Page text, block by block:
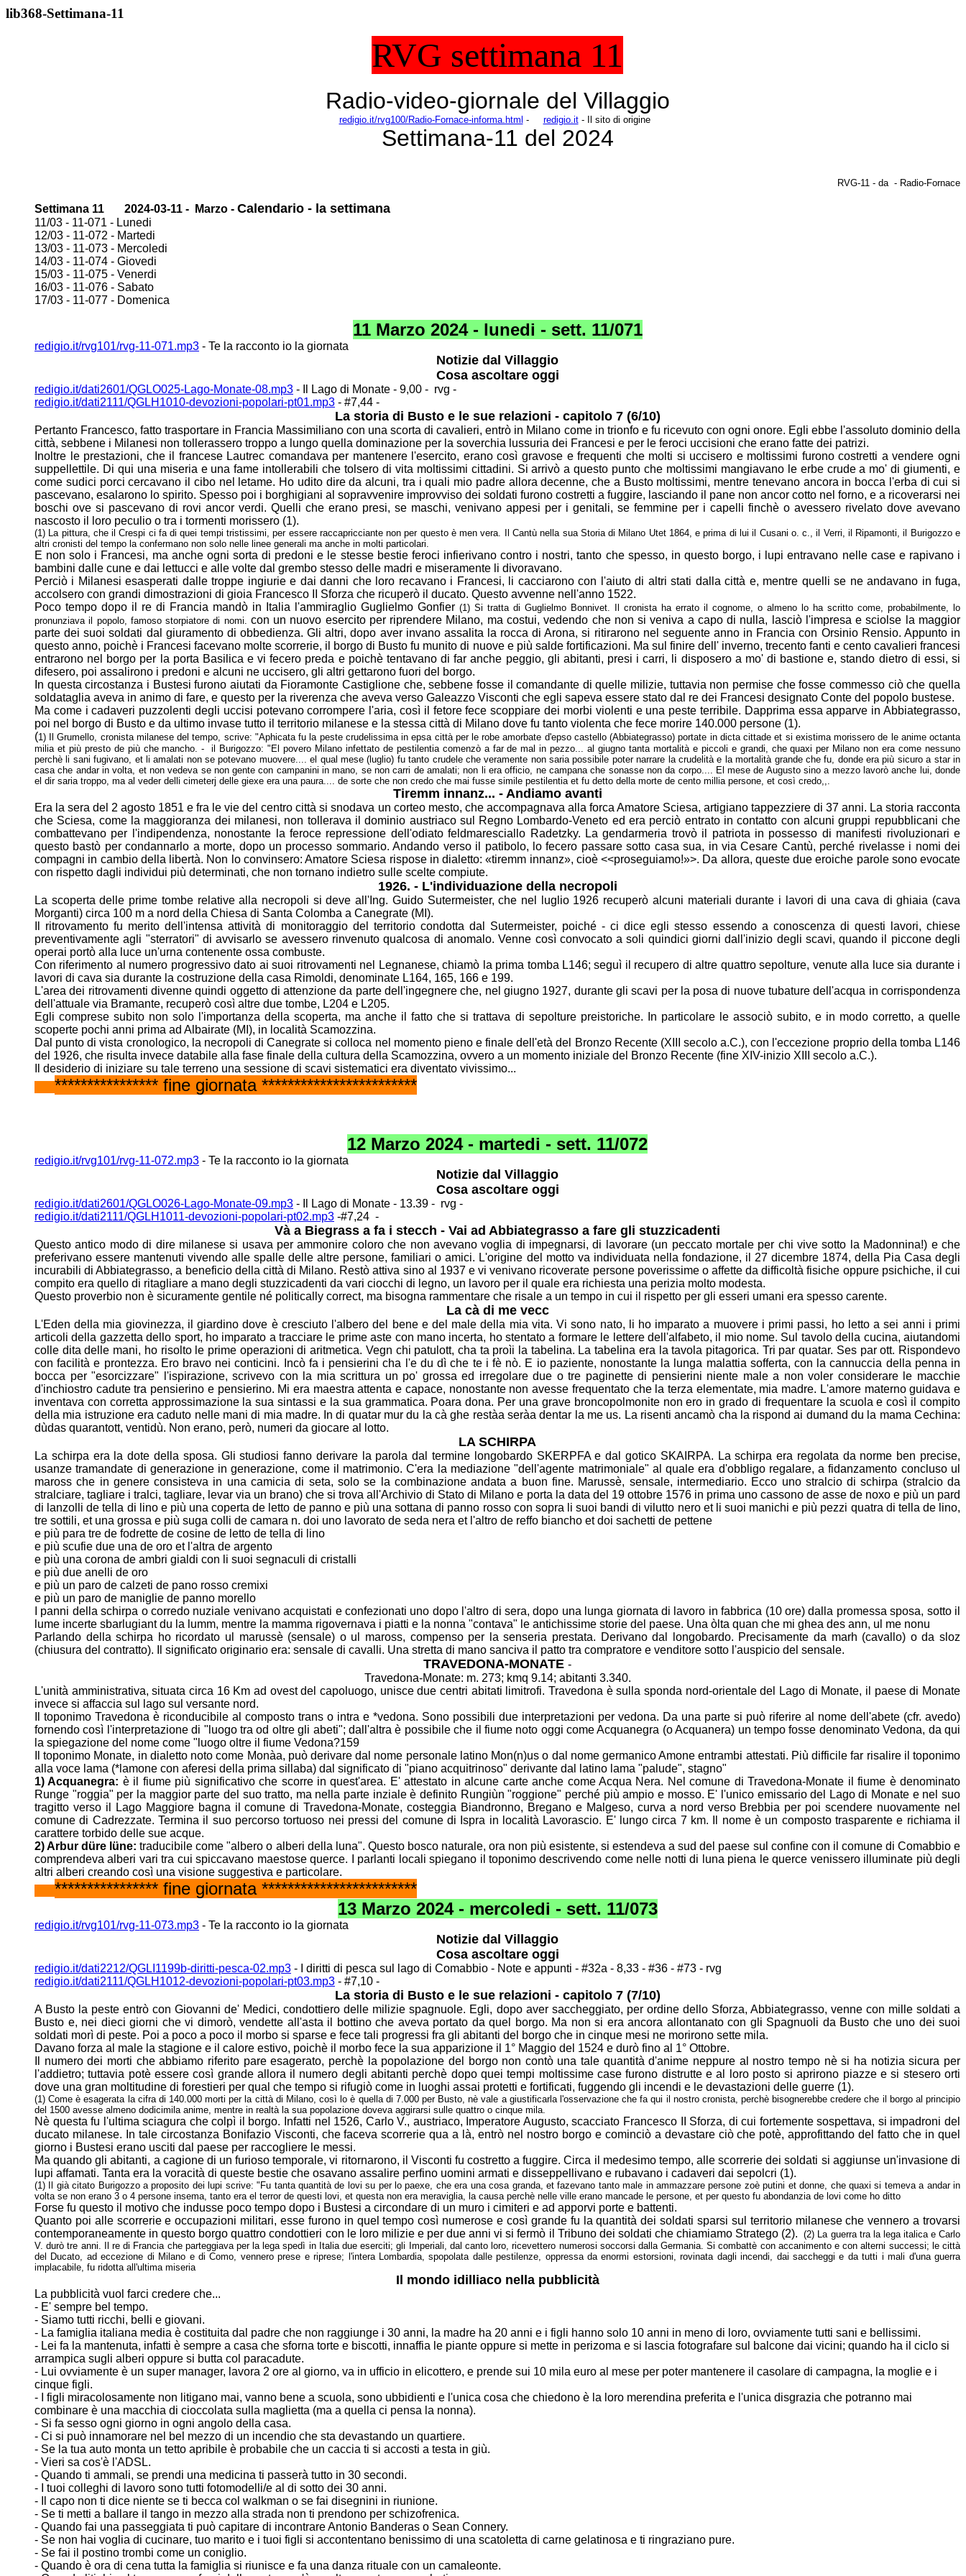
lib368-Settimana-11
RVG settimana 11
Radio-video-giornale del Villaggio
redigio.it/rvg100/Radio-Fornace-informa.html - redigio.it- Il sito di origine
Settimana-11 del 2024
RVG-11 - da - Radio-Fornace
Settimana 11 2024-03-11 - Marzo - Calendario - la settimana
11/03 - 11-071 - Lunedi
12/03 - 11-072 - Martedi
13/03 - 11-073 - Mercoledi
14/03 - 11-074 - Giovedi
15/03 - 11-075 - Venerdi
16/03 - 11-076 - Sabato
17/03 - 11-077 - Domenica
11 Marzo 2024 - lunedi - sett. 11/071
redigio.it/rvg101/rvg-11-071.mp3 - Te la racconto io la giornata
Notizie dal Villaggio
Cosa ascoltare oggi
redigio.it/dati2601/QGLO025-Lago-Monate-08.mp3 - Il Lago di Monate - 9,00 - rvg -
redigio.it/dati2111/QGLH1010-devozioni-popolari-pt01.mp3 - #7,44 -
La storia di Busto e le sue relazioni - capitolo 7 (6/10)
Pertanto Francesco, fatto trasportare in Francia Massimiliano con una scorta di cavalieri, entrò in Milano come in trionfo e fu ricevuto con ogni onore. Egli ebbe l'assoluto dominio della
città, sebbene i Milanesi non tollerassero troppo a lungo quella dominazione per la soverchia lussuria dei Francesi e per le feroci uccisioni che erano fatte dei patrizi.
Inoltre le prestazioni, che il francese Lautrec comandava per mantenere l'esercito, erano così gravose efrequenti che molti si uccisero e moltissimi furono costretti a vendere ogni
suppellettile. Di qui una miseria e una fame intollerabili che tolsero di vita moltissimi cittadini. Si arrivò a questo punto che moltissimi mangiavano le erbe crude a mo' di giumenti, e
come sudici porci cercavano il cibo nel
letame. Ho udito dire da alcuni, tra i quali mio padre allora decenne, che a Busto moltissimi, mentre tenevano ancora in bocca l'erba di cui si
pascevano, esalarono lo spirito. Spesso poi i borghigiani al sopravvenire improvviso dei soldati furono costretti a fuggire, lasciando il pane non ancor cotto nel forno, e a ricoverarsi nei
boschi ove si pascevano di rovi ancor verdi. Quelli che erano presi, se maschi, venivano appesi per i genitali, se femmine per i capelli finchè o avessero rivelato dove avevano
nascosto il loro peculio o tra i tormenti morissero (1).
(1) La pittura, che il Crespi ci fa di quei tempi tristissimi, per essere raccapricciante non per questo è men vera. Il Cantù nella sua Storia di Milano Utet 1864, e prima di lui il Cusani o. c., il Verri, il Ripamonti, il Burigozzo e
altri cronisti del tempo la confermano non solo nelle linee generali ma anche in molti particolari.
E non solo i Francesi, ma anche ogni sorta di predoni e le stesse bestie feroci infierivano contro i nostri,tanto che spesso, in questo borgo, i lupi entravano nelle case e rapivano i
bambini dalle cune e dai lettucci e alle volte dal grembo stesso delle madri e miseramente li divoravano.
Perciò i Milanesi esasperati dalle troppe ingiurie e dai danni che loro recavano i Francesi, li cacciaronocon l'aiuto di altri stati dalla città e, mentre quelli se ne andavano in fuga,
accolsero con grandi dimostrazioni di gioia Francesco II Sforza che ricuperò il ducato. Questo avvenne nell'anno 1522.
Poco tempo dopo il re di Francia mandò in Italia l'ammiraglio Guglielmo Gonfier (1) Si tratta di Guglielmo Bonnivet. Il cronista ha errato il cognome, o almeno lo ha scritto come, probabilmente, lo
pronunziava il popolo, famosostorpiatore di nomi. con un nuovo esercito per riprendere Milano, ma costui, vedendo che non si veniva a capo di nulla, lasciò l'impresa e sciolse la maggior
parte dei suoi soldati dal giuramento di obbedienza. Gli altri, dopo aver invano assalita la rocca di Arona, si ritirarono nel seguente anno in Francia con Orsinio Rensio. Appunto in
questo anno, poichè i Francesi facevano molte scorrerie, il borgo di Busto fu munito di nuove e più salde fortificazioni. Ma sul finire dell' inverno, trecento fanti e cento cavalieri francesi
entrarono nel borgo per la porta Basilica e vi fecero preda e poichè tentavano di far anche peggio, gli abitanti, presi i carri, li disposero a mo' di bastione e, stando dietro di essi, si
difesero, poi assalirono i predoni e alcuni ne uccisero, gli altri gettarono fuori del borgo.
In questa circostanza i Bustesi furono aiutati da Fioramonte Castiglione che, sebbene fosse il comandante di quelle milizie, tuttavia non permise che fosse commesso ciò che quella
soldataglia aveva in animo di fare, e questo per la riverenza che aveva verso Galeazzo Visconti che egli sapeva essere stato dal re dei Francesi designato Conte del popolo bustese.
Ma come i cadaveri puzzolenti degli uccisi potevano corrompere l'aria, così il fetore fece scoppiare dei morbi violenti e una peste terribile. Dapprima essa apparve in Abbiategrasso,
poi nel borgo di Busto e da ultimo invase tutto il territorio milanese e la stessa città di Milano dove fu tanto violenta che fece morire 140.000 persone (1).
(1) Il Grumello, cronista milanese del tempo, scrive: "Aphicata fu la peste crudelissima in epsa città per lerobe amorbate d'epso castello (Abbiategrasso) portate in dicta cittade et si existima morissero de le animeoctanta
milia et più presto de più che mancho. - il Burigozzo: "El povero Milano infettato de pestilentia comenzò a far de mal in pezzo... al giugno tanta mortalità e piccoli e grandi, che quaxi per Milano non eracome nessuno
perchè li sani fugivano, et li amalati non se potevano muovere.... el qual mese (luglio) fu tanto crudele che veramente non saria possibile poter narrare la crudelità e la mortalità grande che fu, donde era più sicuro a star in
casa che andar in volta, et non vedeva se non gente con campanini in mano, se non carri deamalati; non li era officio, ne campana che sonasse non da corpo.... El mese de Augusto sino a mezzo lavoròanche lui, donde
el dir saria troppo, ma al veder delli cimeterj delle giexe era una paura.... de sorte che non credo che mai fusse simile pestilentia et fu detto della morte de cento millia persone, et così credo,,.
Tiremm innanz... - Andiamo avanti
Era la sera del 2 agosto 1851 e fra le vie del centro città si snodava un corteo mesto, che accompagnava alla forca Amatore Sciesa, artigiano tappezziere di 37 anni. La storia racconta
che Sciesa, come la maggioranza dei milanesi, non tollerava il dominio austriaco sul Regno Lombardo-Veneto ed era perciò entrato in contatto con alcuni gruppi repubblicani che
combattevano per l'indipendenza, nonostante la feroce repressione dell'odiato feldmaresciallo Radetzky. La gendarmeria trovò il patriota in possesso di manifesti rivoluzionari e
questo bastò per condannarlo a morte, dopo un processo sommario. Andando verso il patibolo, lo fecero passare sotto casa sua, in via Cesare Cantù, perché rivelasse i nomi dei
compagni in cambio della libertà. Non lo convinsero: Amatore Sciesa rispose in dialetto: «tiremm innanz», cioè <<proseguiamo!»>. Da allora, queste due eroiche parole sono evocate
con rispetto dagli individui più determinati, che non tornano indietro sulle scelte compiute.
1926. - L'individuazione della necropoli
La scoperta delle prime tombe relative alla necropoli si deve all'Ing. Guido Sutermeister, che nel luglio 1926 recuperò alcuni materiali durante i lavori di una cava di ghiaia (cava
Morganti) circa 100 m a nord della Chiesa di Santa Colomba a Canegrate (MI).
Il ritrovamento fu merito dell'intensa attività di monitoraggio del territorio condotta dal Sutermeister, poiché -ci dice egli stesso essendo a conoscenza di questi lavori, chiese
preventivamente agli "sterratori" diavvisarlo se avessero rinvenuto qualcosa di anomalo. Venne così convocato a soli quindici giornidall'inizio degli scavi, quando il piccone degli
operai portò alla luce un'urna contenente ossa combuste.
Con riferimento al numero progressivo dato ai suoi ritrovamenti nel Legnanese, chiamò la prima tomba L146; seguì il recupero di altre quattro sepolture, venute alla luce sia durante i
lavori di cava sia durante la costruzione della casa Rimoldi, denominate L164, 165, 166 e 199.
L'area dei ritrovamenti divenne quindi oggetto di attenzione da parte dell'ingegnere che, nel giugno 1927, durante gli scavi per la posa di nuove tubature dell'acqua in corrispondenza
dell'attuale via Bramante, recuperò così altre due tombe, L204 e L205.
Egli comprese subito non solo l'importanza della scoperta, ma anche il fatto che si trattava di sepolture preistoriche. In particolare le associò subito, e in modo corretto, a quelle
scoperte pochi anni prima ad Albairate (MI), in località Scamozzina.
Dal punto di vista cronologico, la necropoli di Canegrate si colloca nel momento pieno e finale dell'età del
Bronzo Recente (XIII secolo a.C.), con l'eccezione proprio della tomba L146
del 1926, che risulta invece databile alla fase finale della cultura della Scamozzina, ovvero a un momento iniziale del Bronzo Recente (fine XIV-inizio XIII secolo a.C.).
Il desiderio di iniziare su tale terreno una sessione di scavi sistematici era diventato vivissimo...
**************** fine giornata ************************
12 Marzo 2024 - martedi - sett. 11/072
redigio.it/rvg101/rvg-11-072.mp3 - Te la racconto io la giornata
Notizie dal Villaggio
Cosa ascoltare oggi
redigio.it/dati2601/QGLO026-Lago-Monate-09.mp3 - Il Lago di Monate - 13.39 - rvg -
redigio.it/dati2111/QGLH1011-devozioni-popolari-pt02.mp3 -#7,24 -
Và a Biegrass a fa i stecch - Vai ad Abbiategrasso a fare gli stuzzicadenti
Questo antico modo di dire milanese si usava per ammonire coloro che non avevano voglia di impegnarsi,di lavorare (un peccato mortale per chi vive sotto la Madonnina!) e che
preferivano essere mantenuti vivendo alle spalle delle altre persone, familiari o amici. L'origine del motto va individuata nella fondazione, il 27 dicembre 1874, della Pia Casa degli
incurabili di Abbiategrasso,a beneficio della città di Milano. Restò attiva sino al 1937 e vi venivano ricoverate persone poverissime o affette da difficoltà fisiche oppure psichiche, il cui
compito era quello di ritagliare a mano degli stuzzicadenti da vari ciocchi di legno, un lavoro per il quale era richiesta una perizia molto modesta.
Questo proverbio non è sicuramente gentile né politically correct, ma bisogna rammentare che risale a un tempo in cui il rispetto per gli esseri umani era spesso carente.
La cà di me vecc
L'Eden della mia giovinezza, il giardino dove è cresciuto l'albero del bene e del male della mia vita. Visono nato, li ho imparato a muovere i primi passi, ho letto a sei anni i primi
articoli della gazzettadello sport, ho imparato a tracciare le prime aste con mano incerta, ho stentato a formare le lettere dell'alfabeto, il mio nome. Sul tavolo della cucina, aiutandomi
colle dita delle mani, ho risolto le prime operazioni di aritmetica. Vegn chi patulott, cha ta proìi la tabelina. La tabelina era la tavola pitagorica. Tri par quatar. Ses par ott. Rispondevo
con facilità e prontezza. Ero bravo nei conticini.
Incò fa i pensierini cha l'e du dì che te i fè nò. E io paziente, nonostante la lunga malattia sofferta, con la cannuccia della penna in
bocca per "esorcizzare" l'ispirazione, scrivevo con la mia scrittura un po' grossa ed irregolare due o tre paginette di pensierini niente male a non voler considerare le macchie
d'inchiostro cadute tra pensierino e pensierino. Mi era maestra attenta e capace, nonostante non avesse frequentato che la terza elementate, mia madre. L'amore materno guidava e
inventava con corretta approssimazione la sua sintassi e la sua grammatica. Poara dona. Per una grave broncopolmonite non ero in grado di frequentare la scuola e così il compito
della mia istruzione era caduto nelle mani di mia madre. In di quatar mur du la cà ghe restàa seràa dentar la me us. La risenti ancamò cha la rispond ai dumand du la mama Cechina:
dùdas quarantott, ventidù. Non erano, però, numeri da giocare al lotto.
LA SCHIRPA
La schirpa era la dote della sposa. Gli studiosi fanno derivare la parola dal termine longobardo SKERPFAe dal gotico SKAIRPA. La schirpa era regolata da norme ben precise,
usanze tramandate di generazione in generazione, come il matrimonio. C'era la mediazione "dell'agente matrimoniale" alquale era d'obbligo regalare, a fidanzamento concluso ul
maross che in genere consisteva in unacamicia di seta, solo se la combinazione andata a buon fine. Marussè, sensale, intermediario. Ecco uno stralcio di schirpa (stralcio da
stralciare, tagliare i tralci, tagliare, levar via un brano) che si trovaall'Archivio di Stato di Milano e porta la data del 19 ottobre 1576 in prima uno cassono de asse de noxo e più un pard
di lanzolli de tella di lino e più una coperta de letto de panno e più una sottana di panno rosso con sopra li suoi bandi di vilutto nero et li suoi manichi e più pezzi quatra di tella de lino,
tre sottili, et una grossa e più suga colli de camara n. doi uno lavorato de seda nera et l'altro de reffo biancho et doi sachetti de pettene
e più para tre de fodrette de cosine de letto de tella di lino
e più scufie due una de oro et l'altra de argento
e più una corona de ambri gialdi con li suoi segnaculi di cristalli
e più due anelli de oro
e più un paro de calzeti de pano rosso cremixi
e più un paro de maniglie de panno morello
I panni della schirpa o corredo nuziale venivano acquistati e confezionati uno dopo l'altro di sera, dopo una lunga giornata di lavoro in fabbrica (10 ore) dalla promessa sposa, sotto il
lume incerte sbarlugiant du la lumm, mentre la mamma rigovernava i piatti e la nonna "contava" le antichissime storie del paese. Una òlta quan che mi ghea des ann, ul me nonu
Parlando della schirpa ho ricordato ul marussè (sensale) o ul maross, compenso per la senseria prestata. Derivano dal longobardo. Precisamente da marh (cavallo) o da sloz
(chiusura del contratto). Il significato originario era: sensale di cavalli. Una stretta di mano sanciva il patto tra compratore e venditore sotto l'auspicio del sensale.
TRAVEDONA-MONATE -
Travedona-Monate: m. 273; kmq 9.14; abitanti 3.340.
L'unità amministrativa, situata circa 16 Km ad ovest del capoluogo, unisce due centri abitati limitrofi. Travedona è sulla sponda nord-orientale del Lago di Monate, il paese di Monate
invece si affaccia sul lago sul versante nord.
Il toponimo Travedona è riconducibile al composto trans o intra e *vedona. Sono possibili due interpretazioni per vedona. Da una parte si può riferire al nome dell'abete (cfr. avedo)
fornendo così l'interpretazione di "luogo tra od oltre gli abeti"; dall'altra è possibile che il fiume noto oggi comeAcquanegra (o Acquanera) un tempo fosse denominato Vedona, da qui
la spiegazione del nome come "luogo oltre il fiume Vedona?159
Il toponimo Monate, in dialetto noto come Monàa, può derivare dal nome personale latino Mon(n)us o dal nome germanico Amone entrambi attestati. Più difficile far risalire il toponimo
alla voce lama (*lamone con aferesi della prima sillaba) dal significato di "piano acquitrinoso" derivante dal latino lama "palude", stagno"
1) Acquanegra: è il fiume più significativo che scorre in quest'area. E' attestato in alcune carte anche come Acqua Nera. Nel comune di Travedona-Monate il fiume è denominato
Runge "roggia" per la maggior parte del suo tratto, ma nella parte inziale è definito Rungiùn "roggione" perché più ampio e mosso. E' l'unico emissario del Lago di Monate e nel suo
tragitto verso il Lago Maggiore bagna ilcomune di Travedona-Monate, costeggia Biandronno, Bregano e Malgeso, curva a nord verso Brebbia per poi scendere nuovamente nel
comune di Cadrezzate. Termina il suo percorso tortuoso nei pressi del comune di Ispra in località Lavorascio. E' lungo circa 7 km. Il nome è un compostotrasparente e richiama il
carattere torbido delle sue acque.
2) Arbur düre lüne: traducibile come "albero o alberi della luna". Questo bosco naturale, ora non piùesistente, si estendeva a sud del paese sul confine con il comune di Comabbio e
comprendevaalberi vari tra cui spiccavano maestose querce. I parlanti locali spiegano il toponimo descrivendo come nelle notti di luna piena le querce venissero illuminate più degli
altri alberi creando così una visione suggestiva e particolare.
**************** fine giornata ************************
13 Marzo 2024 - mercoledi - sett. 11/073
redigio.it/rvg101/rvg-11-073.mp3 - Te la racconto io la giornata
Notizie dal Villaggio
Cosa ascoltare oggi
redigio.it/dati2212/QGLI1199b-diritti-pesca-02.mp3 - I diritti di pesca sul lago di Comabbio - Note e appunti - #32a - 8,33 - #36 - #73 - rvg
redigio.it/dati2111/QGLH1012-devozioni-popolari-pt03.mp3 - #7,10 -
La storia di Busto e le sue relazioni - capitolo 7 (7/10)
A Busto la peste entrò con Giovanni de' Medici, condottiero delle milizie spagnuole. Egli, dopo aver saccheggiato, per ordine dello Sforza, Abbiategrasso, venne con mille soldati a
Busto e, nei dieci giorni che vi dimorò, vendette all'asta il bottino che aveva portato da quel borgo. Ma non si era ancora allontanato con gli Spagnuoli da Busto che uno dei suoi
soldati morì di peste. Poi a poco a poco il morbo si sparse e fece tali progressi fra gli abitanti del borgo che in cinque mesi ne morirono sette mila.
Davano forza al male la stagione e il calore estivo, poichè il morbo fece la sua apparizione il 1° Maggio del 1524 e durò fino al 1° Ottobre.
Il numero dei morti che abbiamo riferito pare esagerato, perchè la popolazione del borgo non contò unatale quantità d'anime neppure al nostro tempo nè si ha notizia sicura per
l'addietro; tuttavia potè essere così grande allora il numero degli abitanti perchè dopo quei tempi moltissime case furono distrutte e al loro posto si aprirono piazze e si stesero orti
dove una gran moltitudine di forestieri per qual che tempo si rifugiò come in luoghi assai protetti e fortificati, fuggendo gli incendi e le devastazioni delle guerre (1).
(1) Come è esagerata la cifra di 140.000 morti per la città di Milano, così lo è quella di 7.000 per Busto, nè vale a giustificarla l'osservazione che fa qui il nostro cronista, perchè bisognerebbe credere che il borgo al principio
del 1500 avesse almeno dodicimila anime, mentre in realtà la sua popolazione doveva aggirarsi sulle quattro o cinque mila.
Nè questa fu l'ultima sciagura che colpì il borgo. Infatti nel 1526, Carlo V., austriaco, Imperatore Augusto,scacciato Francesco II Sforza, di cui fortemente sospettava, si impadroni del
ducato milanese. In tale circostanza Bonifazio Visconti, che faceva scorrerie qua a là, entrò nel nostro borgo e cominciò a devastare ciò che potè, approfittando del fatto che in quel
giorno i Bustesi erano usciti dal paese per raccogliere le messi.
Ma quando gli abitanti, a cagione di un furioso temporale, vi ritornarono, il Visconti fu costretto a fuggire.Circa il medesimo tempo, alle scorrerie dei soldati si aggiunse un'invasione di
lupi affamati. Tanta era la voracità di queste bestie che osavano assalire perfino uomini armati e disseppellivano e rubavano i cadaveri dai sepolcri (1).
(1) Il già citato Burigozzo a proposito dei lupi scrive: "Fu tanta quantità de lovi su per lo paexe, che era unacosa granda, et fazevano tanto male in ammazzare persone zoè putini et donne, che quaxi si temeva a andarin
volta se non erano 3 o 4 persone insema, tanto era el terror de questi lovi, et questa non era meraviglia, la causa perchè nelle ville erano mancade le persone, et per questo fu abondanzia de lovi come ho ditto
Forse fu questo il motivo che indusse poco tempo dopo i Bustesi a circondare di un muro i cimiteri e ad apporvi porte e battenti.
Quanto poi alle scorrerie e occupazioni militari, esse furono in quel tempo così numerose e così grande fu la quantità dei soldati sparsi sul territorio milanese che vennero a trovarsi
contemporaneamente inquesto borgo quattro condottieri con le loro milizie e per due anni vi si fermò il Tribuno dei soldati che chiamiamo Stratego (2).(2) La guerra tra la lega italica e Carlo
V. durò tre anni. Il re di Francia che parteggiava per la lega spedì in Italia due eserciti; gli Imperiali, dal canto loro, ricevettero numerosi soccorsi dallaGermania. Si combattè con accanimento e con alterni successi; le città
del Ducato, ad eccezione di Milano e di Como, vennero prese e riprese; l'intera Lombardia, spopolata dalle pestilenze, oppressa da enormi estorsioni, rovinata dagliincendi, dai saccheggi e da tutti i mali d'una guerra
implacabile, fu ridotta all'ultima miseria
Il mondo idilliaco nella pubblicità
La pubblicità vuol farci credere che...
- E' sempre bel tempo.
- Siamo tutti ricchi, belli e giovani.
- La famiglia italiana media è costituita dal padre che non raggiunge i 30 anni, la madre ha 20 anni e i figli hanno solo 10 anni in meno di loro, ovviamente tutti sani e bellissimi.
- Lei fa la mantenuta, infatti è sempre a casa che sforna torte e biscotti, innaffia le piante oppure si mette in perizoma e si lascia fotografare sul balcone dai vicini; quando ha il ciclo si
arrampica sugli alberi oppure si butta col paracadute.
- Lui ovviamente è un super manager, lavora 2 ore al giorno, va in ufficio in elicottero, e prende sui 10 mila euro al mese per poter mantenere il casolare di campagna, la moglie e i
cinque figli.
- I figli miracolosamente non litigano mai, vanno bene a scuola, sono ubbidienti e l'unica cosa che chiedono è la loro merendina preferita e l'unica disgrazia che potranno mai
combinare è una macchia di cioccolata sulla maglietta (ma a quella ci pensa la nonna).
- Si fa sesso ogni giorno in ogni angolo della casa.
- Ci si può innamorare nel bel mezzo di un incendio che sta devastando un quartiere.
- Se la tua auto monta un tetto apribile è probabile che un caccia ti si accosti a testa in giù.
- Vieri sa cos'è l'ADSL.
- Quando ti ammali, se prendi una medicina ti passerà tutto in 30 secondi.
- I tuoi colleghi di lavoro sono tutti fotomodelli/e al di sotto dei 30 anni.
- Il capo non ti dice niente se ti becca col walkman o se fai disegnini in riunione.
- Se ti metti a ballare il tango in mezzo alla strada non ti prendono per schizofrenica.
- Quando fai una passeggiata ti può capitare di incontrare Antonio Banderas o Sean Connery.
- Se non hai voglia di cucinare, tuo marito e i tuoi figli si accontentano benissimo di una scatoletta di carne gelatinosa e ti ringraziano pure.
- Se fai il postino trombi come un coniglio.
- Quando è ora di cena tutta la famiglia si riunisce e fa una danza rituale con un camaleonte.